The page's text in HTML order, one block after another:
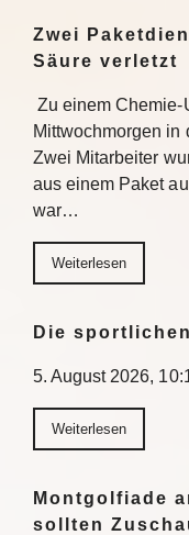
Zwei
Säure verletzt
Zu einem Chemie-
Mittwochmorgen in
Zwei Mitarbeiter
aus einem Paket
war…
Weiterlesen
Die
5. August 2026,
Weiterlesen
Montgolfiade
sollten